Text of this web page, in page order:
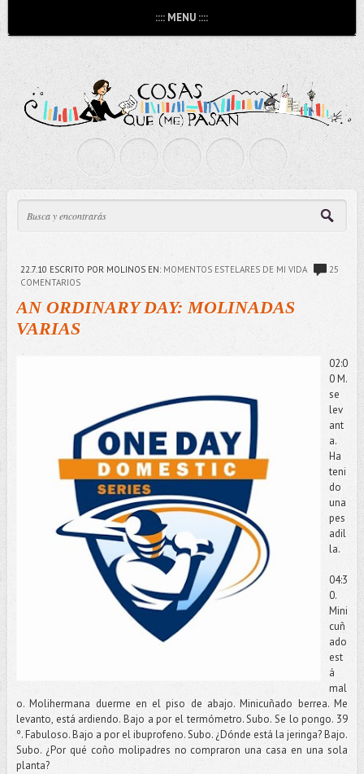
:::: MENU ::::
22.7.10 ESCRITO POR MOLINOS EN: MOMENTOS ESTELARES DE MI VIDA
25
COMENTARIOS
AN ORDINARY DAY: MOLINADAS
VARIAS
02:0
0 M.
se
lev
ant
a.
Ha
teni
do
una
pes
adil
la.
04:3
0.
Mini
cuñ
ado
est
á
mal
o. Molihermana duerme en el piso de abajo. Minicuñado berrea. Me
levanto, está ardiendo. Bajo a por el termómetro. Subo. Se lo pongo. 39
º. Fabuloso. Bajo a por el ibuprofeno. Subo. ¿Dónde está la jeringa? Bajo.
Subo. ¿Por qué coño molipadres no compraron una casa en una sola
planta?